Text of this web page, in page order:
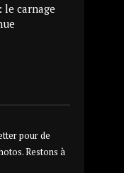
le carnage
pour de
Restons à